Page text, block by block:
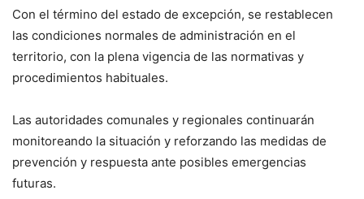
Con el término del estado de excepción, se restablecen
las condiciones normales de administración en el
territorio, con la plena vigencia de las normativas y
procedimientos habituales.
Las autoridades comunales y regionales continuarán
monitoreando la situación y reforzando las medidas de
prevención y respuesta ante posibles emergencias
futuras.